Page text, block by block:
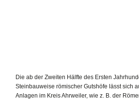
Die ab der Zweiten Hälfte des Ersten
Steinbauweise römischer Gutshöfe lässt sich
Anlagen im Kreis Ahrweiler, wie z. B. der